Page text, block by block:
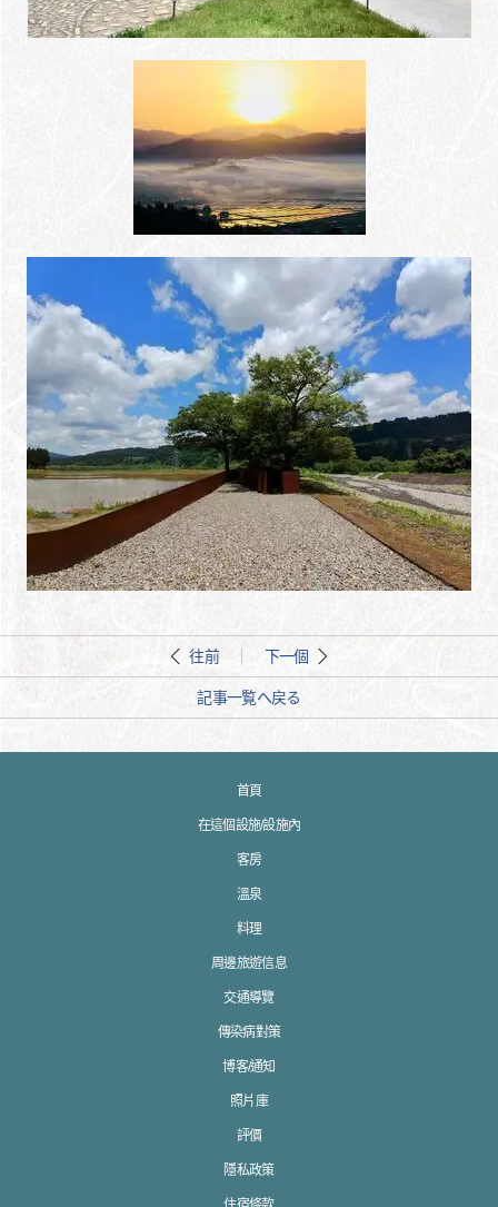
往前 下一個
記事一覧へ戻る
首頁
在這個設施/設施內
客房
溫泉
料理
周邊旅遊信息
交通導覽
傳染病對策
博客/通知
照片庫
評價
隱私政策